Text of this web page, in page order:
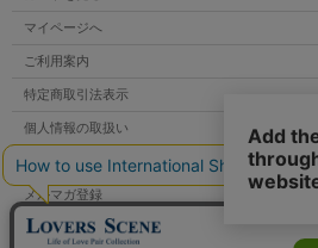
マイページへ
ご利用案内
特定商取引法表示
個人情報の取扱い
サイトマップ
メルマガ登録
お問い合わせ